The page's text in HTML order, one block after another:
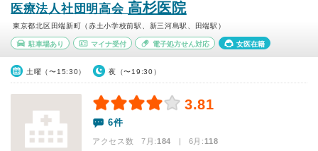
医療法人社団明高会 高杉医院
東京都北区田端新町（赤土小学校前駅、新三河島駅、田端駅）
駐車場あり マイナ受付 電子処方せん対応 女医在籍
土曜（〜15:30） 夜（〜19:30）
3.81
6件
アクセス数 7月:184 | 6月:118